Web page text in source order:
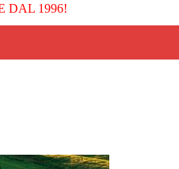
DAL 1996!